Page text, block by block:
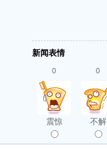
新闻表情
0
震惊
0
不解